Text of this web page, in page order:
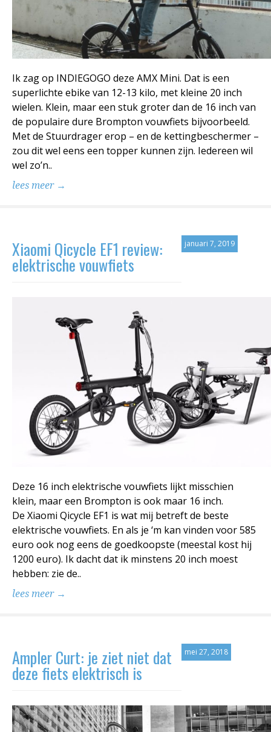
Ik zag op INDIEGOGO deze AMX Mini. Dat is een
superlichte ebike van 12-13 kilo, met kleine 20 inch
wielen. Klein, maar een stuk groter dan de 16 inch van
de populaire dure Brompton vouwfiets bijvoorbeeld.
Met de Stuurdrager erop – en de kettingbeschermer –
zou dit wel eens een topper kunnen zijn. Iedereen wil
wel zo’n..
lees meer →
januari 7, 2019
Xiaomi Qicycle EF1 review:
elektrische vouwfiets
Deze 16 inch elektrische vouwfiets lijkt misschien
klein, maar een Brompton is ook maar 16 inch.
De Xiaomi Qicycle EF1 is wat mij betreft de beste
elektrische vouwfiets. En als je ‘m kan vinden voor 585
euro ook nog eens de goedkoopste (meestal kost hij
1200 euro). Ik dacht dat ik minstens 20 inch moest
hebben: zie de..
lees meer →
mei 27, 2018
Ampler Curt: je ziet niet dat
deze fiets elektrisch is